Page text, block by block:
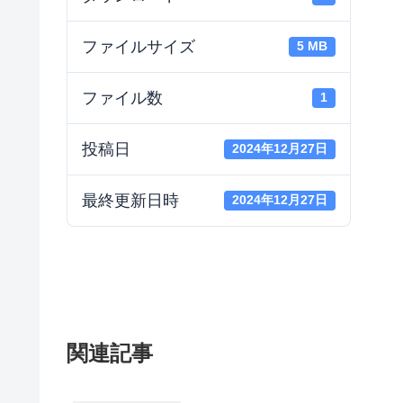
ファイルサイズ 5 MB
ファイル数 1
投稿日 2024年12月27日
最終更新日時 2024年12月27日
関連記事